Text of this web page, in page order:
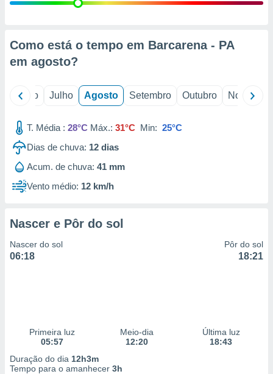
estudos
1199
Como está o tempo em Barcarena - PA
em agosto?
Junho Julho Agosto Setembro Outubro Novembro
T. Média : 28°C Máx.: 31°C Min: 25°C
Dias de chuva: 12 dias
Acum. de chuva: 41 mm
Vento médio: 12 km/h
Nascer e Pôr do sol
Nascer do sol
06:18
Pôr do sol
18:21
Primeira luz
05:57
Meio-dia
12:20
Última luz
18:43
Duração do dia 12h3m
Tempo para o amanhecer 3h